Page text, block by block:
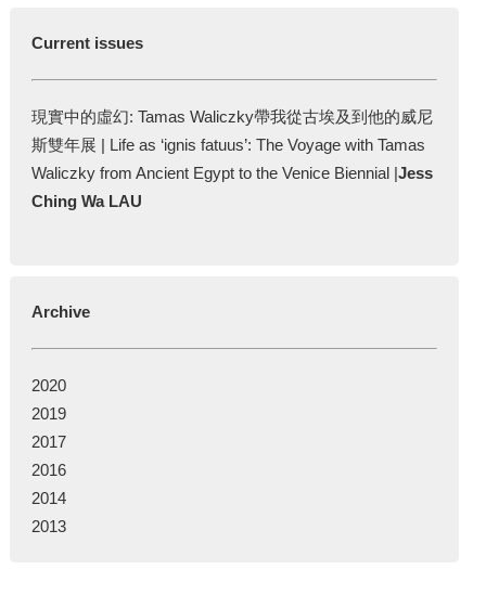
Current issues
現實中的虛幻: Tamas Waliczky帶我從古埃及到他的威尼
斯雙年展 | Life as ‘ignis fatuus’: The Voyage with Tamas
Waliczky from Ancient Egypt to the Venice Biennial |Jess
Ching Wa LAU
Archive
2020
2019
2017
2016
2014
2013